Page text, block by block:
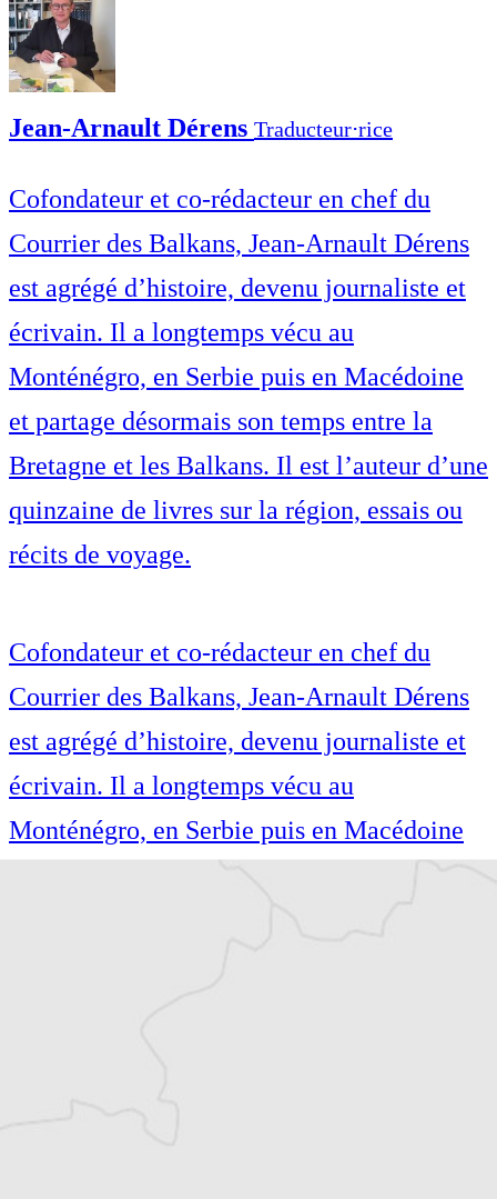
Jean-Arnault Dérens Traducteur⋅rice
Cofondateur et co-rédacteur en chef du
Courrier des Balkans, Jean-Arnault Dérens
est agrégé d’histoire, devenu journaliste et
écrivain. Il a longtemps vécu au
Monténégro, en Serbie puis en Macédoine
et partage désormais son temps entre la
Bretagne et les Balkans. Il est l’auteur d’une
quinzaine de livres sur la région, essais ou
récits de voyage.
Cofondateur et co-rédacteur en chef du
Courrier des Balkans, Jean-Arnault Dérens
est agrégé d’histoire, devenu journaliste et
écrivain. Il a longtemps vécu au
Monténégro, en Serbie puis en Macédoine